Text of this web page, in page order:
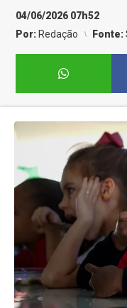
04/06/2026 07h52
Por: Redação Fonte: